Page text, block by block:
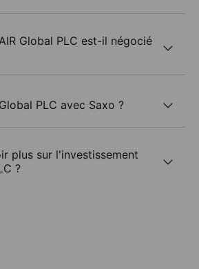
Global PLC est-il négocié
PLC avec Saxo ?
plus sur l'investissement
?